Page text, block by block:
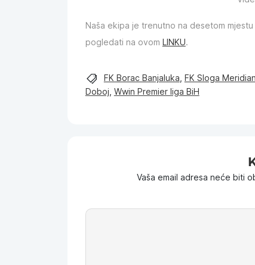
Naša ekipa je trenutno na desetom
pogledati na ovom LINKU.
FK Borac Banjaluka FK Sloga Meridian
Doboj Wwin Premier liga BiH
Vaša email adresa neće biti